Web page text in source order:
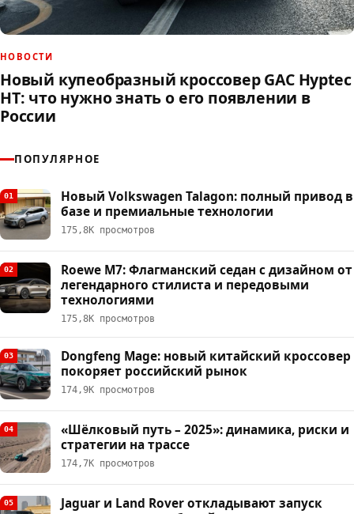
НОВОСТИ
Новый купеобразный кроссовер GAC Hyptec
HT: что нужно знать о его появлении в
России
ПОПУЛЯРНОЕ
01
Новый Volkswagen Talagon: полный привод в
базе и премиальные технологии
175,8К просмотров
02
Roewe M7: Флагманский седан с дизайном от
легендарного стилиста и передовыми
технологиями
175,8К просмотров
03
Dongfeng Mage: новый китайский кроссовер
покоряет российский рынок
174,9К просмотров
04
«Шёлковый путь – 2025»: динамика, риски и
стратегии на трассе
174,7К просмотров
05
Jaguar и Land Rover откладывают запуск